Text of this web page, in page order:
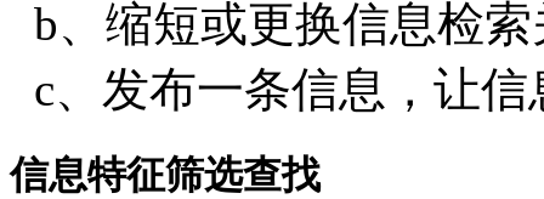
b、缩短或更换信息检
c、发布一条信息，让
信息特征筛选查找